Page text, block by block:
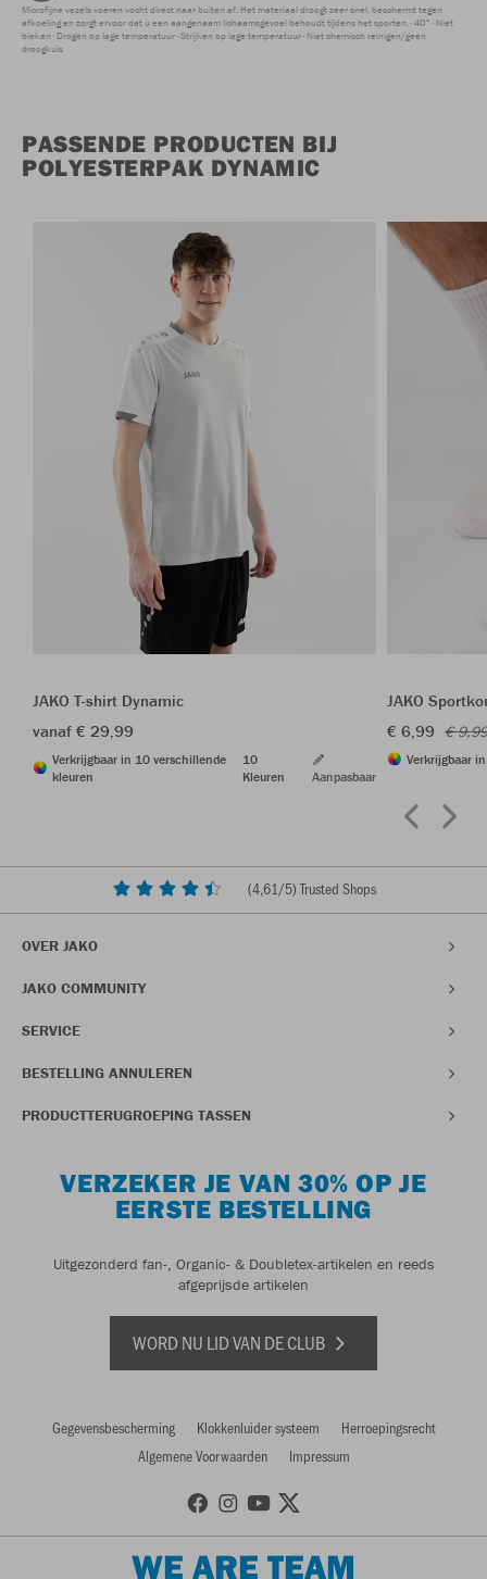
Microfijne vezels voeren vocht direct naar buiten af. Het materiaal droogt zeer snel, beschermt tegen
afkoeling en zorgt ervoor dat u een aangenaam lichaamsgevoel behoudt tijdens het sporten. 40° Niet
bleken Drogen op lage temperatuur Strijken op lage temperatuur Niet chemisch reinigen/geen
droogkuis
PASSENDE PRODUCTEN BIJ
POLYESTERPAK DYNAMIC
JAKO T-shirt Dynamic
vanaf € 29,99
Verkrijgbaar in 10 verschillende
kleuren
10
Kleuren
Aanpasbaar
JAKO
€ 6,99 €
Verkrijgbaar
(4,61/5) Trusted Shops
OVER JAKO
JAKO COMMUNITY
SERVICE
BESTELLING ANNULEREN
PRODUCTTERUGROEPING TASSEN
VERZEKER JE VAN 30% OP JE
EERSTE BESTELLING
Uitgezonderd fan-, Organic- & Doubletex-artikelen en reeds
afgeprijsde artikelen
WORD NU LID VAN DE CLUB
Gegevensbescherming Klokkenluider systeem
Herroepingsrecht
Algemene Voorwaarden
Impressum
WE ARE TEAM